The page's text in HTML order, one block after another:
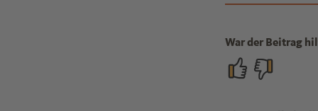
War der Beitrag